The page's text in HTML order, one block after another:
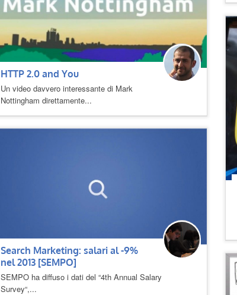
HTTP 2.0 and You
Un video davvero interessante di Mark
Nottingham direttamente...
Search Marketing: salari al -9%
nel 2013 [SEMPO]
SEMPO ha diffuso i dati del “4th Annual Salary
Survey“,...